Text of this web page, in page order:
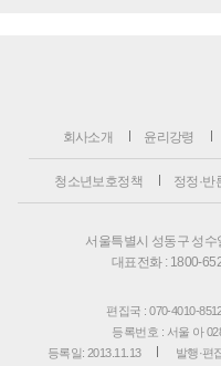
회사소개 윤리강령
청소년보호정책 정정·반
서울특별시 성동구 성
대표전화 : 1800-
편집국 : 070-4010-
등록번호 : 서울 아
등록일: 2013.11.13
발행·편